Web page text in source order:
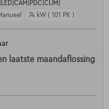
74 kW ( 101 PK )
laatste maandaflossing